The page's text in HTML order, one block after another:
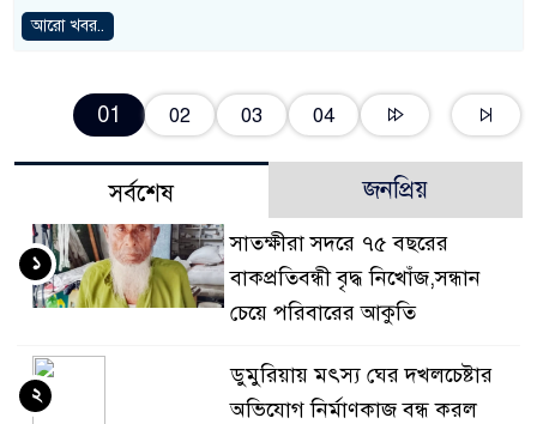
আরো খবর..
01 02 03 04
সর্বশেষ জনপ্রিয়
সাতক্ষীরা সদরে ৭৫ বছরের
বাকপ্রতিবন্ধী বৃদ্ধ নিখোঁজ,সন্ধান
চেয়ে পরিবারের আকুতি
১
ডুমুরিয়ায় মৎস্য ঘের দখলচেষ্টার
অভিযোগ নির্মাণকাজ বন্ধ করল
২